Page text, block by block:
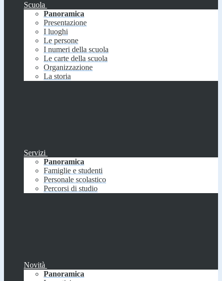
Scuola
Panoramica
Presentazione
I luoghi
Le persone
I numeri della scuola
Le carte della scuola
Organizzazione
La storia
Servizi
Panoramica
Famiglie e studenti
Personale scolastico
Percorsi di studio
Novità
Panoramica